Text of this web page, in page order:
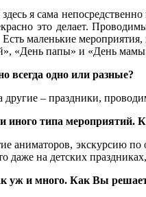
я сама
это делает.
маленькие
«День папы» и «День
всегда одно или разные?
– праздники,
типа
аниматоров, экскурсию
даже на детских
и много. Как Вы